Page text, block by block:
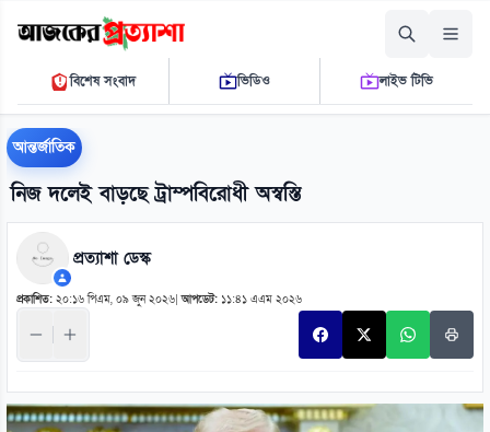
শনিবার, ০৮ আগস্ট ২০২৬
১২ ০০ ২৭ পি.এম.THE DAILY AJKER PROTTASHA
বিশেষ সংবাদ ভিডিও লাইভ টিভি
আন্তর্জাতিক
নিজ দলেই বাড়ছে ট্রাম্পবিরোধী অস্বস্তি
প্রত্যাশা ডেস্ক
প্রকাশিত: ২০:১৬ পিএম, ০৯ জুন ২০২৬ |আপডেট: ১১:৪১ এএম ২০২৬